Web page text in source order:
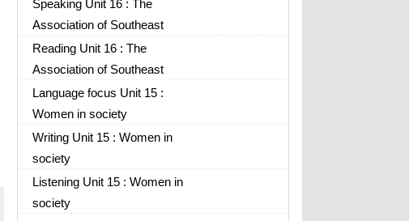
Speaking Unit 16 : The
Association of Southeast
Asian nations
Reading Unit 16 : The
Association of Southeast
Asian nations
Language focus Unit 15 :
Women in society
Writing Unit 15 : Women in
society
Listening Unit 15 : Women in
society
Unit 3: Ways of socialising
Reading - Unit 3: Ways of socialising - Cách
thức giao tiếp xã hội
Listening - Unit 3: Ways of socialising -
Cách thức giao tiếp xã hội
Language focus - Unit 3: Ways of
socialising - Cách thức giao tiếp xã hội
Unit 4: School education system
Speaking - Unit 4: School education system